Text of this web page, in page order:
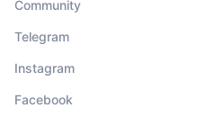
Community
Telegram
Instagram
Facebook